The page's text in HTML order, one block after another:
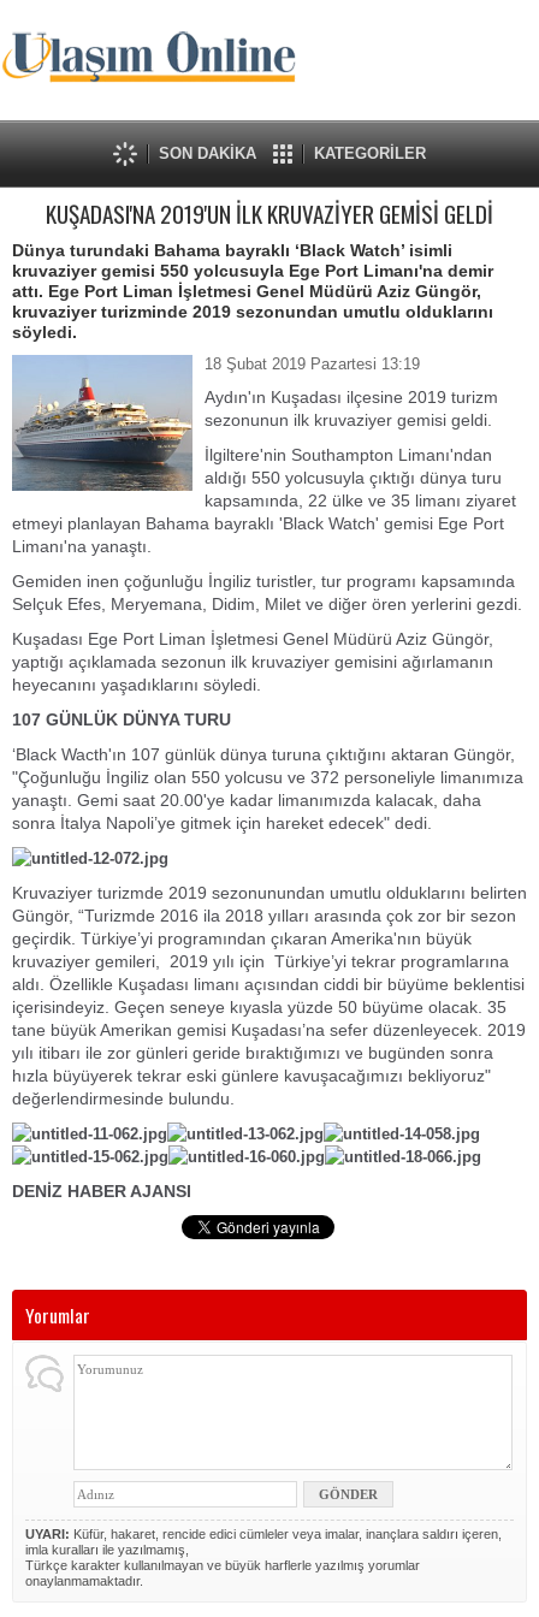
SON DAKİKA KATEGORİLER
KUŞADASI'NA 2019'UN İLK KRUVAZİYER GEMİSİ GELDİ
Dünya turundaki Bahama bayraklı ‘Black Watch’ isimli
kruvaziyer gemisi 550 yolcusuyla Ege Port Limanı'na demir
attı. Ege Port Liman İşletmesi Genel Müdürü Aziz Güngör,
kruvaziyer turizminde 2019 sezonundan umutlu olduklarını
söyledi.
18 Şubat 2019 Pazartesi 13:19
Aydın'ın Kuşadası ilçesine 2019 turizm
sezonunun ilk kruvaziyer gemisi geldi.
İlgiltere'nin Southampton Limanı'ndan
aldığı 550 yolcusuyla çıktığı dünya turu
kapsamında, 22 ülke ve 35 limanı ziyaret
etmeyi planlayan Bahama bayraklı 'Black Watch' gemisi Ege Port
Limanı'na yanaştı.
Gemiden inen çoğunluğu İngiliz turistler, tur programı kapsamında
Selçuk Efes, Meryemana, Didim, Milet ve diğer ören yerlerini gezdi.
Kuşadası Ege Port Liman İşletmesi Genel Müdürü Aziz Güngör,
yaptığı açıklamada sezonun ilk kruvaziyer gemisini ağırlamanın
heyecanını yaşadıklarını söyledi.
107 GÜNLÜK DÜNYA TURU
‘Black Wacth'ın 107 günlük dünya turuna çıktığını aktaran Güngör,
"Çoğunluğu İngiliz olan 550 yolcusu ve 372 personeliyle limanımıza
yanaştı. Gemi saat 20.00'ye kadar limanımızda kalacak, daha
sonra İtalya Napoli’ye gitmek için hareket edecek" dedi.
Kruvaziyer turizmde 2019 sezonunundan umutlu olduklarını belirten
Güngör, “Turizmde 2016 ila 2018 yılları arasında çok zor bir sezon
geçirdik. Türkiye’yi programından çıkaran Amerika'nın büyük
kruvaziyer gemileri, 2019 yılı için Türkiye’yi tekrar programlarına
aldı. Özellikle Kuşadası limanı açısından ciddi bir büyüme beklentisi
içerisindeyiz. Geçen seneye kıyasla yüzde 50 büyüme olacak. 35
tane büyük Amerikan gemisi Kuşadası’na sefer düzenleyecek. 2019
yılı itibarı ile zor günleri geride bıraktığımızı ve bugünden sonra
hızla büyüyerek tekrar eski günlere kavuşacağımızı bekliyoruz"
değerlendirmesinde bulundu.
DENİZ HABER AJANSI
Yorumlar
UYARI: Küfür, hakaret, rencide edici cümleler veya imalar, inançlara saldırı içeren,
imla kuralları ile yazılmamış,
Türkçe karakter kullanılmayan ve büyük harflerle yazılmış yorumlar
onaylanmamaktadır.